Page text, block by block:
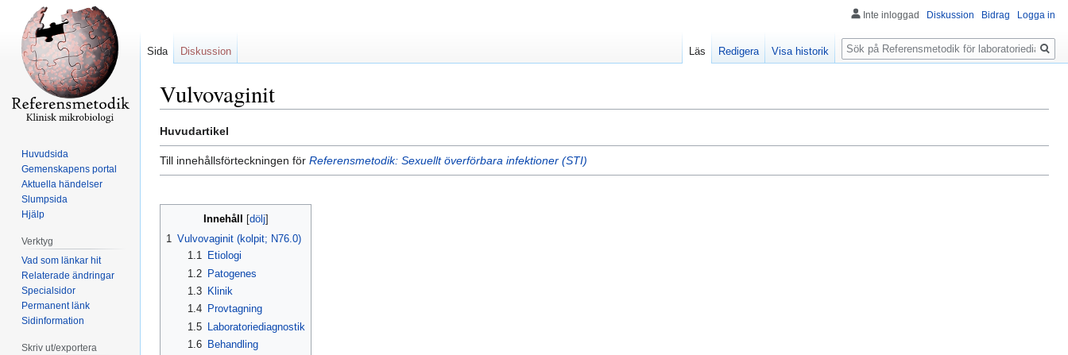
Vulvovaginit
Hoppa
till
navigering
Hoppa
till
sök
Huvudartikel
Till innehållsförteckningen för Referensmetodik: Sexuellt överförbara infektioner (STI)
Innehåll
1 Vulvovaginit (kolpit; N76.0)
1.1
Etiologi
1.2
Patogenes
1.3
Klinik
1.4
Provtagning
1.5
Laboratoriediagnostik
1.6
Behandling
Inte inloggad Diskussion Bidrag Logga in
Sida Diskussion Läs Redigera Visa historik
Sök
Huvudsida
Gemenskapens portal
Aktuella händelser
Slumpsida
Hjälp
Verktyg
Vad som länkar hit
Relaterade ändringar
Specialsidor
Permanent länk
Sidinformation
Skriv ut/exportera